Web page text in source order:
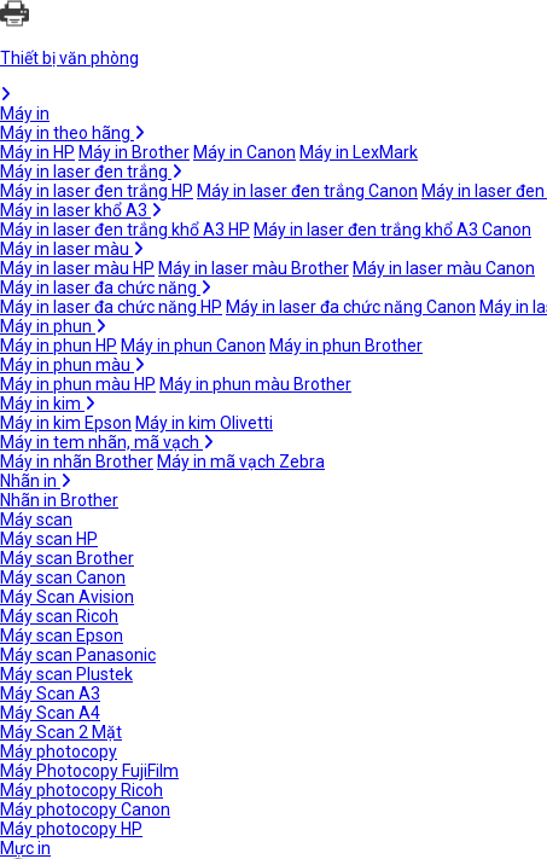
Thiết bị văn phòng
Máy in
Máy in theo hãng
Máy in HP Máy in Brother Máy in Canon Máy in LexMark
Máy in laser đen trắng
Máy in laser đen trắng HP Máy in laser đen trắng Canon Máy in laser
Máy in laser khổ A3
Máy in laser đen trắng khổ A3 HP Máy in laser đen trắng khổ A3 Canon
Máy in laser màu
Máy in laser màu HP Máy in laser màu Brother Máy in laser màu Canon
Máy in laser đa chức năng
Máy in laser đa chức năng HP Máy in laser đa chức năng Canon Máy in
Máy in phun
Máy in phun HP Máy in phun Canon Máy in phun Brother
Máy in phun màu
Máy in phun màu HP Máy in phun màu Brother
Máy in kim
Máy in kim Epson Máy in kim Olivetti
Máy in tem nhãn, mã vạch
Máy in nhãn Brother Máy in mã vạch Zebra
Nhãn in
Nhãn in Brother
Máy scan
Máy scan HP
Máy scan Brother
Máy scan Canon
Máy Scan Avision
Máy scan Ricoh
Máy scan Epson
Máy scan Panasonic
Máy scan Plustek
Máy Scan A3
Máy Scan A4
Máy Scan 2 Mặt
Máy photocopy
Máy Photocopy FujiFilm
Máy photocopy Ricoh
Máy photocopy Canon
Máy photocopy HP
Mực in